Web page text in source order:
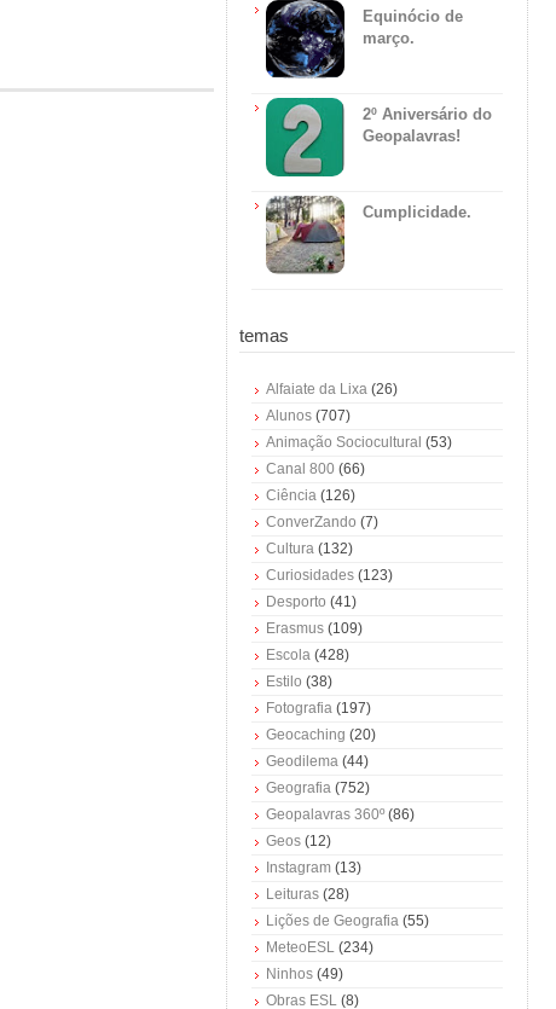
Equinócio de
março.
2º Aniversário do
Geopalavras!
Cumplicidade.
temas
Alfaiate da Lixa (26)
Alunos (707)
Animação Sociocultural (53)
Canal 800 (66)
Ciência (126)
ConverZando (7)
Cultura (132)
Curiosidades (123)
Desporto (41)
Erasmus (109)
Escola (428)
Estilo (38)
Fotografia (197)
Geocaching (20)
Geodilema (44)
Geografia (752)
Geopalavras 360º (86)
Geos (12)
Instagram (13)
Leituras (28)
Lições de Geografia (55)
MeteoESL (234)
Ninhos (49)
Obras ESL (8)